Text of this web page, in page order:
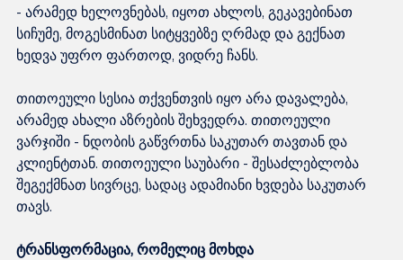
- არამედ ხელოვნებას, იყოთ ახლოს, გეკავებინათ
სიჩუმე, მოგესმინათ სიტყვებზე ღრმად და გექნათ
ხედვა უფრო ფართოდ, ვიდრე ჩანს.
თითოეული სესია თქვენთვის იყო არა დავალება,
არამედ ახალი აზრების შეხვედრა. თითოეული
ვარჯიში - ნდობის გაწვრთნა საკუთარ თავთან და
კლიენტთან. თითოეული საუბარი - შესაძლებლობა
შეგექმნათ სივრცე, სადაც ადამიანი ხვდება საკუთარ
თავს.
ტრანსფორმაცია, რომელიც მოხდა